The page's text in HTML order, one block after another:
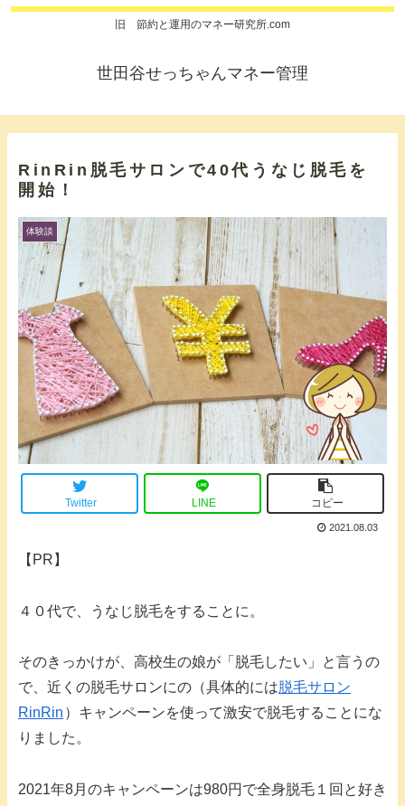
旧 節約と運用のマネー研究所.com
世田谷せっちゃんマネー管理
RinRin脱毛サロンで40代うなじ脱毛を
開始！
体験談
Twitter LINE コピー
2021.08.03
【PR】
４０代で、うなじ脱毛をすることに。
そのきっかけが、高校生の娘が「脱毛したい」と言うの
で、近くの脱毛サロンにの（具体的には脱毛サロン
RinRin ）キャンペーンを使って激安で脱毛することにな
りました。
2021年8月のキャンペーンは980円で全身脱毛１回と好き